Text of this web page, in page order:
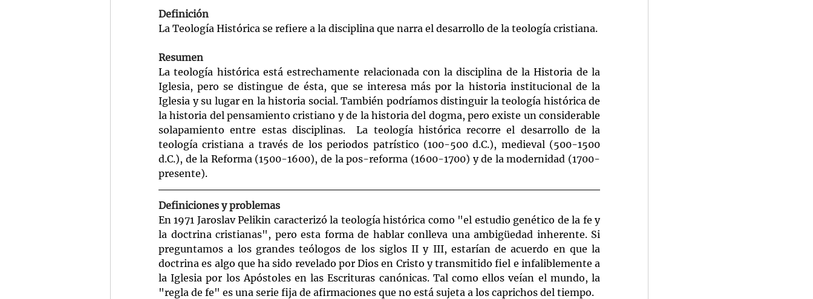
Definición
La Teología Histórica se refiere a la disciplina que narra el desarrollo de la teología cristiana.
Resumen
La teología histórica está estrechamente relacionada con la disciplina de la Historia de la
Iglesia, pero se distingue de ésta, que se interesa más por la historia institucional de la
Iglesia y su lugar en la historia social. También podríamos distinguir la teología histórica de
la historia del pensamiento cristiano y de la historia del dogma, pero existe un considerable
solapamiento entre estas disciplinas.  La teología histórica recorre el desarrollo de la
teología cristiana a través de los periodos patrístico (100-500 d.C.), medieval (500-1500
d.C.), de la Reforma (1500-1600), de la pos-reforma (1600-1700) y de la modernidad (1700-
presente).
Definiciones y problemas
En 1971 Jaroslav Pelikin caracterizó la teología histórica como "el estudio genético de la fe y
la doctrina cristianas", pero esta forma de hablar conlleva una ambigüedad inherente. Si
preguntamos a los grandes teólogos de los siglos II y III, estarían de acuerdo en que la
doctrina es algo que ha sido revelado por Dios en Cristo y transmitido fiel e infaliblemente a
la Iglesia por los Apóstoles en las Escrituras canónicas. Tal como ellos veían el mundo, la
"regla de fe" es una serie fija de afirmaciones que no está sujeta a los caprichos del tiempo.